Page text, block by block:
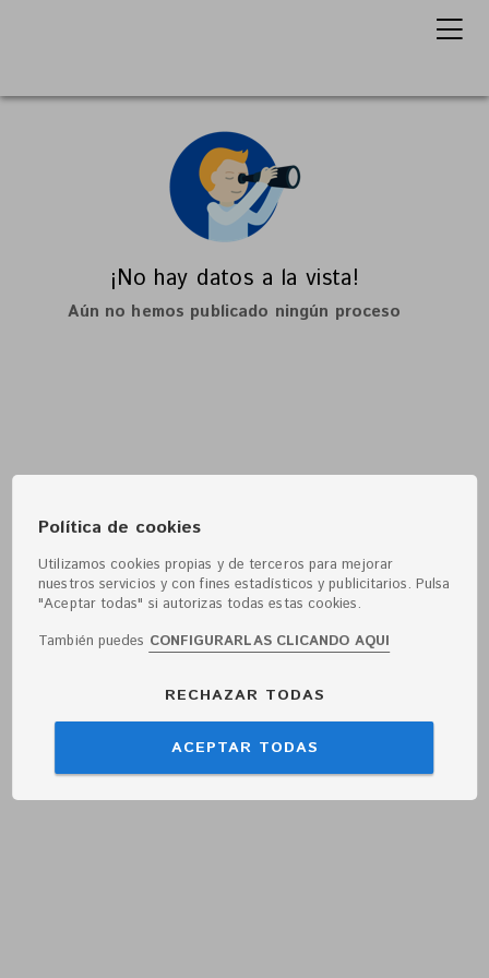
¡No hay datos a la vista!
Aún no hemos publicado ningún proceso
Política de cookies
Utilizamos cookies propias y de terceros para mejorar
nuestros servicios y con fines estadísticos y publicitarios. Pulsa
"Aceptar todas" si autorizas todas estas cookies.
También puedes CONFIGURARLAS CLICANDO AQUI
RECHAZAR TODAS
ACEPTAR TODAS